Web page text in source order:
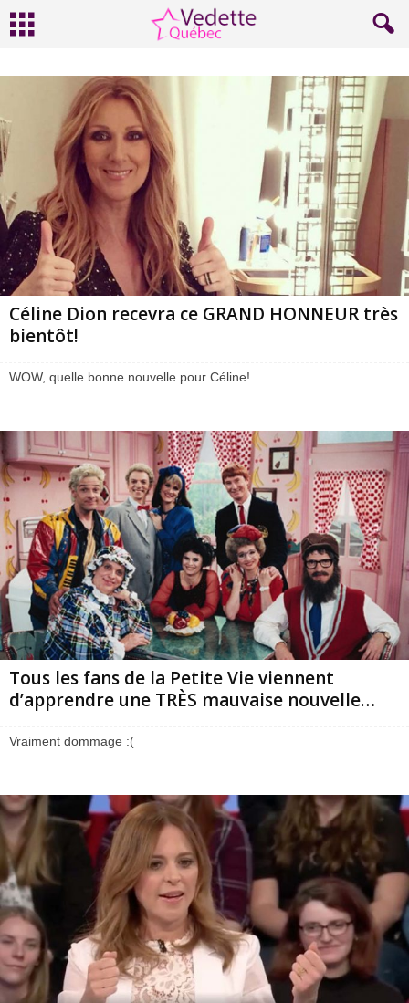
Céline Dion recevra ce GRAND HONNEUR très
bientôt!
WOW, quelle bonne nouvelle pour Céline!
Tous les fans de la Petite Vie viennent
d’apprendre une TRÈS mauvaise nouvelle…
Vraiment dommage :(